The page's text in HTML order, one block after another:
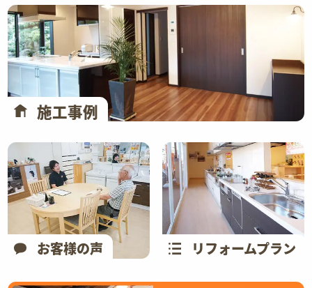
施工事例
お客様の声 リフォームプラン